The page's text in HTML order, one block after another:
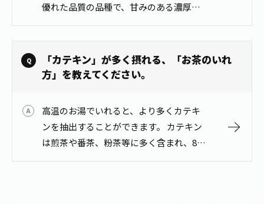
優れた品質の品種で、甘みのある濃厚な
滋味と優雅な香気が特徴のお茶です。
「カテキン」が多く摂れる、「お茶のいれ
方」を教えてください。
高温のお湯でいれると、より多くカテキ
ンを抽出することができます。 カテキン
は煎茶や番茶、粉茶等に多く含まれ、80
度以上の高温で溶け出しやすい性質で